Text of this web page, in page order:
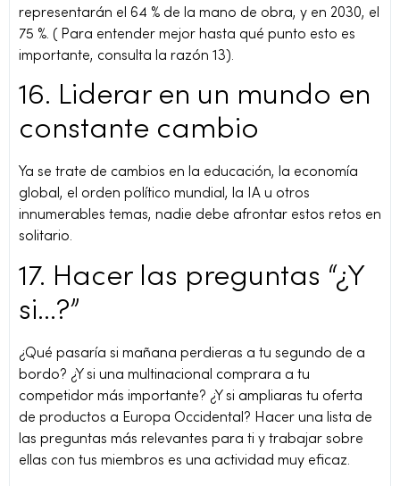
representarán el 64 % de la mano de obra, y en 2030, el
75 %. ( Para entender mejor hasta qué punto esto es
importante, consulta la razón 13).
16. Liderar en un mundo en
constante cambio
Ya se trate de cambios en la educación, la economía
global, el orden político mundial, la IA u otros
innumerables temas, nadie debe afrontar estos retos en
solitario.
17. Hacer las preguntas “¿Y
si…?”
¿Qué pasaría si mañana perdieras a tu segundo de a
bordo? ¿Y si una multinacional comprara a tu
competidor más importante? ¿Y si ampliaras tu oferta
de productos a Europa Occidental? Hacer una lista de
las preguntas más relevantes para ti y trabajar sobre
ellas con tus miembros es una actividad muy eficaz.